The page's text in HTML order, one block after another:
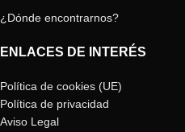
¿Dónde encontrarnos?
ENLACES DE INTERÉS
Política de cookies (UE)
Política de privacidad
Aviso Legal